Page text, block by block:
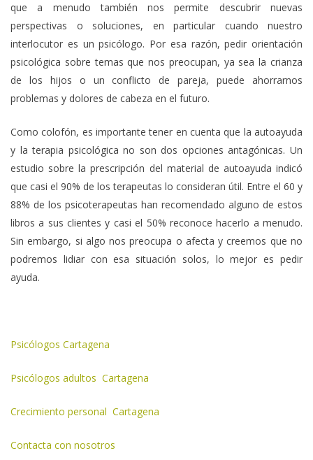
que a menudo también nos permite descubrir nuevas
perspectivas o soluciones, en particular cuando nuestro
interlocutor es un psicólogo. Por esa razón, pedir orientación
psicológica sobre temas que nos preocupan, ya sea la crianza
de los hijos o un conflicto de pareja, puede ahorrarnos
problemas y dolores de cabeza en el futuro.
Como colofón, es importante tener en cuenta que la autoayuda
y la terapia psicológica no son dos opciones antagónicas. Un
estudio sobre la prescripción del material de autoayuda indicó
que casi el 90% de los terapeutas lo consideran útil. Entre el 60 y
88% de los psicoterapeutas han recomendado alguno de estos
libros a sus clientes y casi el 50% reconoce hacerlo a menudo.
Sin embargo, si algo nos preocupa o afecta y creemos que no
podremos lidiar con esa situación solos, lo mejor es pedir
ayuda.
Psicólogos Cartagena
Psicólogos adultos Cartagena
Crecimiento personal Cartagena
Contacta con nosotros